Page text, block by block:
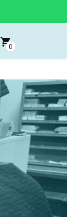
0